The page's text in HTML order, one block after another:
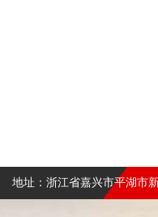
地址：浙江省嘉兴市平湖市